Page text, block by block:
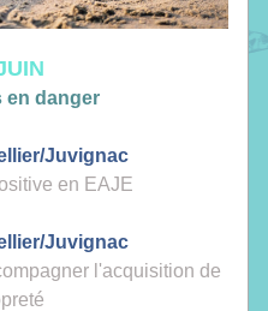
en danger
Juvignac
en EAJE
er/Juvignac
l'acquisition de